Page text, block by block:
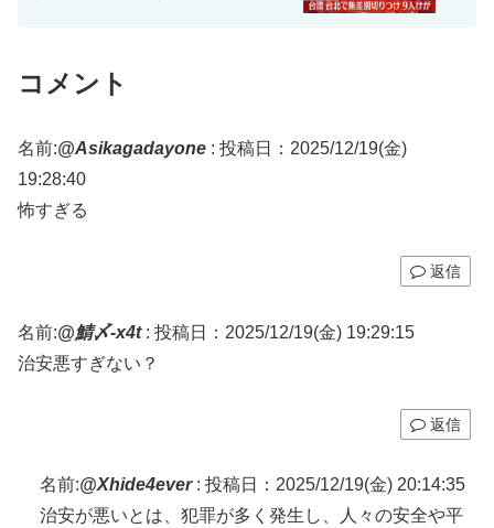
コメント
名前:@Asikagadayone : 投稿日：2025/12/19(金)
19:28:40
怖すぎる
返信
名前:@鯖〆-x4t: 投稿日：2025/12/19(金) 19:29:15
治安悪すぎない？
返信
名前:@Xhide4ever: 投稿日：2025/12/19(金) 20:14:35
治安が悪いとは、犯罪が多く発生し、人々の安全や平